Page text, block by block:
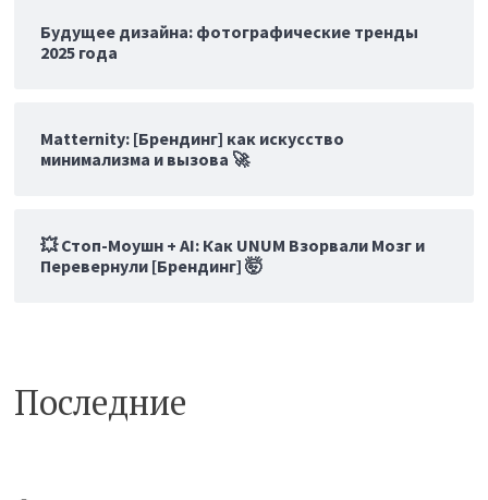
Будущее дизайна: фотографические тренды
2025 года
Matternity: [Брендинг] как искусство
минимализма и вызова 🚀
💥 Стоп-Моушн + AI: Как UNUM Взорвали Мозг и
Перевернули [Брендинг] 🤯
Последние